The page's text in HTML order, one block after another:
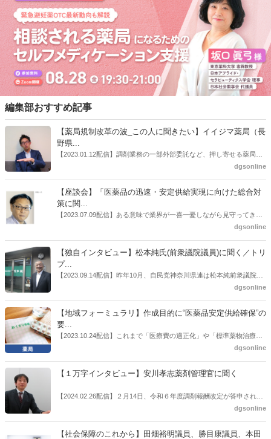
編集部おすすめ記事
【薬局規制改革の波_この人に聞きたい】イイジマ薬局（長
野県...
【2023.01.12配信】調剤業務の一部外部委託など、押し寄せる薬局業
界への規制改革の波。この規制改革の波を薬局業界はどう受け止めた
はないだろうか。本紙ではこうした問題について、厚労省「薬局薬剤
師の業務及び薬局の機能に関するワーキンググループ」に参考人とし
ても出席していたイイジマ薬局（長野県上田市）開設者である飯島裕
dgsonline
【座談会】「医薬品の迅速・安定供給実現に向けた総合対
策に関...
【2023.07.09配信】ある意味で業界が一喜一憂しながら見守ってきた
厚労省「医薬品の迅速・安定供給実現に向けた総合対策に関する有識
書がとりまとめられた。ドラビズon-lineでは検討会を総括する目的で
厚労省医政局医薬産業振興・医療情報企画課長（医薬産業振興・医療
情報企画課セルフケア・セルフメディケーション推進室長併任）安藤
公一氏や青山学院大学名誉教授の三村優美子氏、 日本保険薬局協会医
dgsonline
【独自インタビュー】松本純氏(前衆議院議員)に聞く／トリ
プ...
【2023.09.14配信】昨年10月、自民党神奈川県連は松本純前衆議院議
員を「自民党神奈川1区」（横浜市中区・磯子区・金沢区）の支部長
候補の前提となるもの。薬剤師に関わる政策に広く・深く関わってき
た同氏の復活に向けた薬剤師業界の期待には熱いものがある。不透明
感の払拭できない医療・介護・障害者サービスのトリプル改定等へ
の、薬剤師業界の強い危機感の裏返しといってもいいだろう。本稿で
dgsonline
【地域フォーミュラリ】作成目的に“医薬品安定供給確保”の
要...
【2023.10.24配信】これまで「医療費の適正化」や「標準薬物治療の
推進」などが目的とされることが多かった地域フォーミュラリの作
た。医薬品の安定供給確保だ。10月22日に開かれた「日本フォーミュ
飯田市）は、会員薬局から安定供給確保への強い要望があったことを
受け、安定供給確保が見込めるPPI３成分について銘柄を含めて選定
dgsonline
【１万字インタビュー】安川孝志薬剤管理官に聞く
【2024.02.26配信】２月14日、令和６年度調剤報酬改定が答申され
た。本紙では、厚生労働省保険局医療課・薬剤管理官の安川孝志氏
dgsonline
【社会保障のこれから】田畑裕明議員、勝目康議員、本田